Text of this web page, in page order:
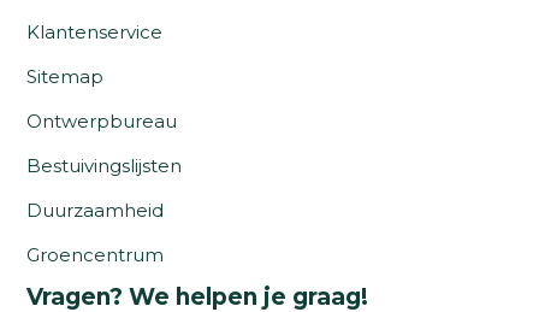
Klantenservice
Sitemap
Ontwerpbureau
Bestuivingslijsten
Duurzaamheid
Groencentrum
Vragen? We helpen je graag!